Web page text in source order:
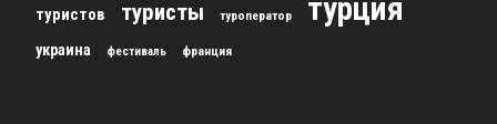
туристов туристы туроператор турция
украина фестиваль франция